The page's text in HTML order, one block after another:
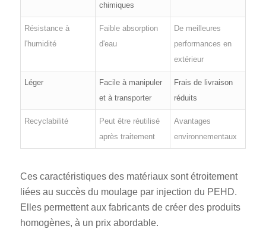
chimiques
Résistance à
l'humidité
Faible absorption
d'eau
De meilleures
performances en
extérieur
Léger
Facile à manipuler
et à transporter
Frais de livraison
réduits
Recyclabilité
Peut être réutilisé
après traitement
Avantages
environnementaux
Ces caractéristiques des matériaux sont étroitement
liées au succès du moulage par injection du PEHD.
Elles permettent aux fabricants de créer des produits
homogènes, à un prix abordable.